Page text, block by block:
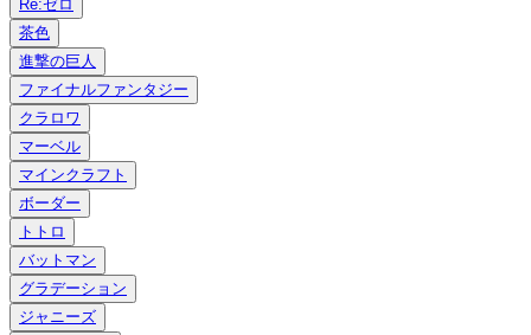
Re:ゼロ
茶色
進撃の巨人
ファイナルファンタジー
クラロワ
マーベル
マインクラフト
ボーダー
トトロ
バットマン
グラデーション
ジャニーズ